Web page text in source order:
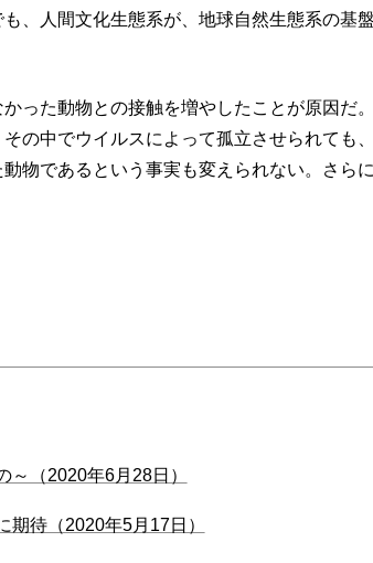
、人間文化生態系が、地球自然生態系の基
った動物との接触を増やしたことが原因だ
の中でウイルスによって孤立させられても
物であるという事実も変えられない。さら
（2020年6月28日）
待（2020年5月17日）